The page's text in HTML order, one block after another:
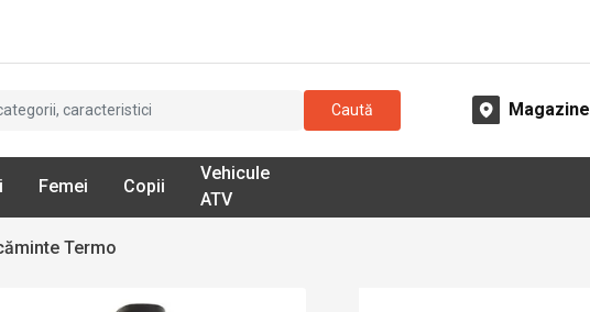
Caută Magazine
Femei Copii
Vehicule
ATV
Termo